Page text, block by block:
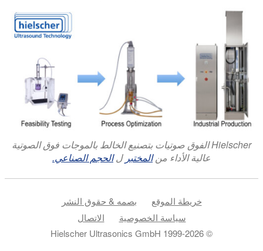
Hielscher الفوق صوتيات بتصنيع الخالط بالموجات فوق الصوتية
عالية الأداء منالمختبر لالحجم الصناعي.
خريطة الموقع
بصمه & حقوق النشر
سياسة الخصوصية
الاتصال
© 1999-2026 Hielscher Ultrasonics GmbH